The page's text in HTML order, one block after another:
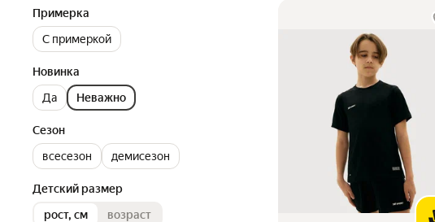
Примерка
С примеркой
Новинка
Да
Неважно
Сезон
всесезон
демисезон
Детский размер
рост, см
возраст